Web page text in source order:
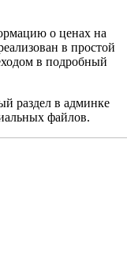
о ценах на
в простой
в подробный
раздел в админке
файлов.